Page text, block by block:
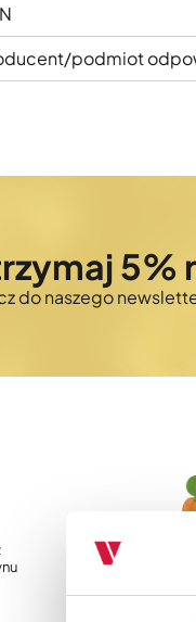
podmiot
5%
do naszego